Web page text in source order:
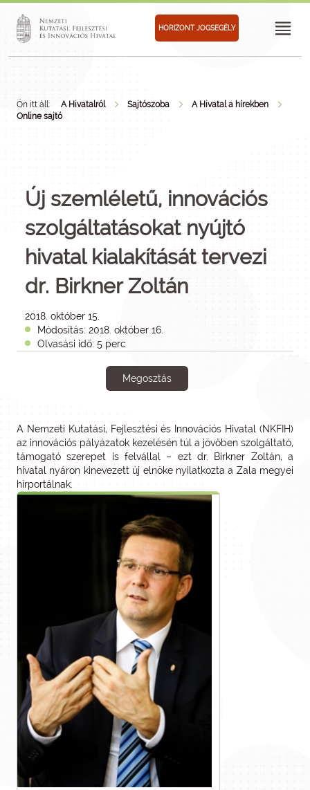
HORIZONT JOGSEGÉLY
Ön itt áll: A Hivatalról Sajtószoba
A Hivatal a hírekben
Online sajtó
Új szemléletű, innovációs
szolgáltatásokat nyújtó
hivatal kialakítását tervezi
dr. Birkner Zoltán
2018. október 15.
Módosítás: 2018. október 16.
Olvasási idő: 5 perc
Megosztás
A Nemzeti Kutatási, Fejlesztési és Innovációs Hivatal (NKFIH)
az innovációs pályázatok kezelésén túl a jövőben szolgáltató,
támogató szerepet is felvállal – ezt dr. Birkner Zoltán, a
hivatal nyáron kinevezett új elnöke nyilatkozta a Zala megyei
hírportálnak.